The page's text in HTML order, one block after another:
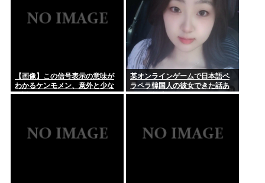
【画像】この信号表示の意味が
わかるケンモメン、意外と少な
い説
某オンラインゲームで日本語ペ
ラペラ韓国人の彼女できた話あ
るけど興味ある？